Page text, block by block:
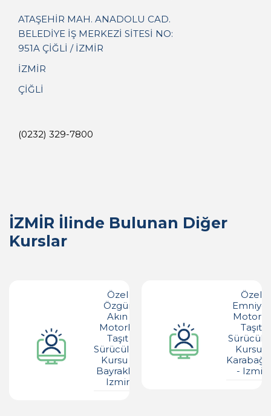
ATAŞEHİR MAH. ANADOLU CAD.
BELEDİYE İŞ MERKEZİ SİTESİ NO:
951A ÇİĞLİ / İZMİR
İZMİR
ÇİĞLİ
(0232) 329-7800
İZMİR İlinde Bulunan Diğer
Kurslar
Özel
Özgür
Akın
Motorlu
Taşıt
Sürücüleri
Kursu -
Bayraklı -
Izmir
Özel
Emniyet
Motorlu
Taşıt
Kursu -
- Izmir